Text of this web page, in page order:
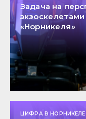
Задача на
«Норникеля»
ЦИФРА В НОРНИКЕЛЕ